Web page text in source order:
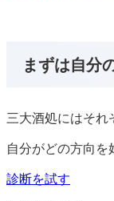
まずは自分
三大酒処にはそれ
自分がどの方向を
診断を試す